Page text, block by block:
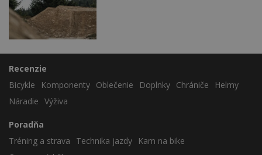
Recenzie
Bicykle
Komponenty Oblečenie Doplnky Chrániče
Helmy
Náradie Výživa
Poradňa
Tréning a strava
Technika jazdy
Kam na bike